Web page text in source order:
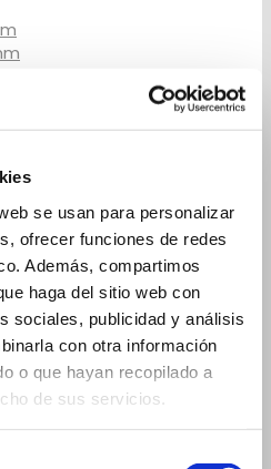
se usan para personalizar
ofrecer funciones de redes
Además, compartimos
haga del sitio web con
sociales, publicidad y análisis
con otra información
o que hayan recopilado a
de sus servicios.